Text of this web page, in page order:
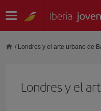
/ Londres y el arte urbano de
Londres y el